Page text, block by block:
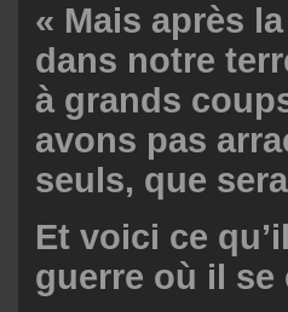
« Mais après
dans notre
à grands
avons pas
seuls, que
Et voici ce
guerre où il